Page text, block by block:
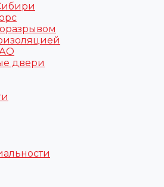
двери